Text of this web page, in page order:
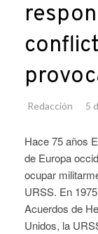
Redacción 5
Hace 75 años
de Europa
ocupar
URSS. En
Acuerdos de
Unidos, la